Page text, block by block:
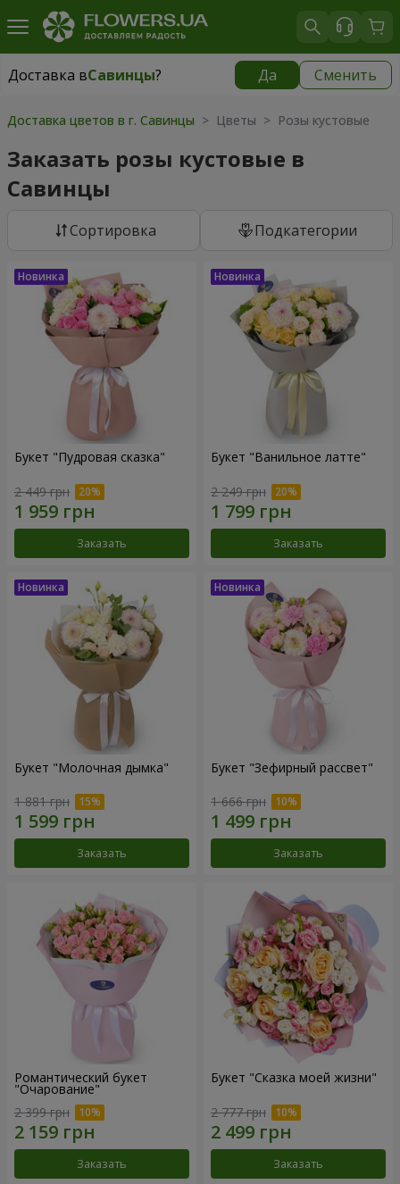
Доставка вСавинцы? Да Сменить
Доставка вСавинцы|
Доставка цветов в г. Савинцы > Цветы > Розы кустовые
Заказать розы кустовые в
Савинцы
Cортировка Подкатегории
Букет "Пудровая сказка"
2 449 грн
Заказать
Букет "Ванильное латте"
2 249 грн
Заказать
Букет "Молочная дымка"
1 881 грн
Заказать
Букет "Зефирный рассвет"
1 666 грн
Заказать
Романтический букет
"Очарование"
2 399 грн
Заказать
Букет "Сказка моей жизни"
2 777 грн
Заказать